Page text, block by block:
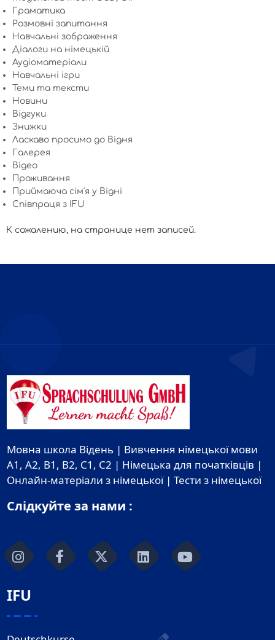
Граматика
Розмовні запитання
Навчальні зображення
Діалоги на німецькій
Аудіоматеріали
Навчальні ігри
Теми та тексти
Новини
Відгуки
Знижки
Ласкаво просимо до Відня
Галерея
Відео
Проживання
Приймаюча сім'я у Відні
Співпраця з IFU
К сожалению, на странице нет записей.
Мовна школа Відень | Вивчення німецької мови
A1, A2, B1, B2, C1, C2 | Німецька для початківців |
Онлайн-матеріали з німецької | Тести з німецької
Слідкуйте за нами :
IFU